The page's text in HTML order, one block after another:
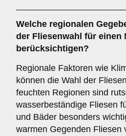
Welche regionalen
der Fliesenwahl für einen
berücksichtigen?
Regionale Faktoren wie
können die Wahl der
feuchten Regionen sind
wasserbeständige Fliesen
und Bäder besonders
warmen Gegenden Fliesen